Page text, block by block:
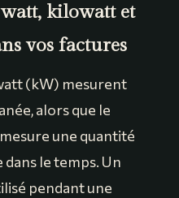
kilowatt et
vos factures
(kW) mesurent
alors que le
une quantité
dans le temps. Un
pendant une